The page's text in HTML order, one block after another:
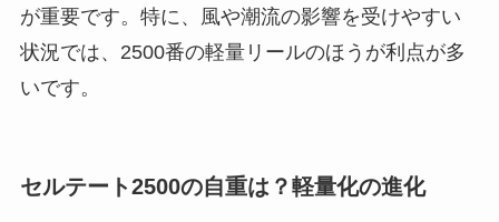
が重要です。特に、風や潮流の影響を受けやすい
状況では、2500番の軽量リールのほうが利点が多
いです。
セルテート2500の自重は？軽量化の進化